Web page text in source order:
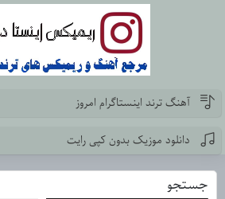
آهنگ ترند اینستاگرام امروز
دانلود موزیک بدون کپی رایت
جستجو